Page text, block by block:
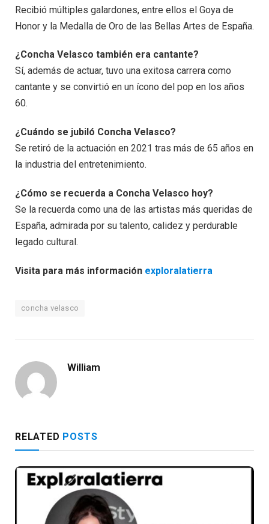
Recibió múltiples galardones, entre ellos el Goya de
Honor y la Medalla de Oro de las Bellas Artes de España.
¿Concha Velasco también era cantante?
Sí, además de actuar, tuvo una exitosa carrera como
cantante y se convirtió en un ícono del pop en los años
60.
¿Cuándo se jubiló Concha Velasco?
Se retiró de la actuación en 2021 tras más de 65 años en
la industria del entretenimiento.
¿Cómo se recuerda a Concha Velasco hoy?
Se la recuerda como una de las artistas más queridas de
España, admirada por su talento, calidez y perdurable
legado cultural.
Visita para más información exploralatierra
concha velasco
William
RELATED POSTS